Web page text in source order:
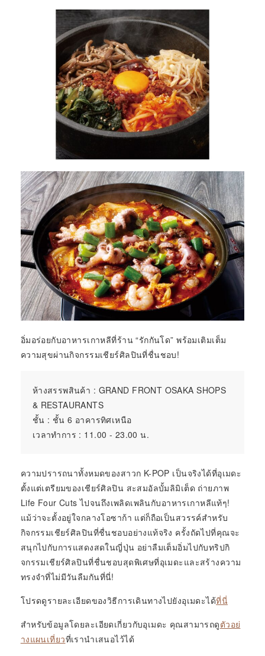
อิ่มอร่อยกับอาหารเกาหลีที่ร้าน “รักกันโด” พร้อมเติมเต็ม
ความสุขผ่านกิจกรรมเชียร์ศิลปินที่ชื่นชอบ!
ห้างสรรพสินค้า : GRAND FRONT OSAKA SHOPS
& RESTAURANTS
ชั้น : ชั้น 6 อาคารทิศเหนือ
เวลาทำการ : 11.00 - 23.00 น.
ความปรารถนาทั้งหมดของสาวก K-POP เป็นจริงได้ที่อุเมดะ
ตั้งแต่เตรียมของเชียร์ศิลปิน สะสมอัลบั้มลิมิเต็ด ถ่ายภาพ
Life Four Cuts ไปจนถึงเพลิดเพลินกับอาหารเกาหลีแท้ๆ!
แม้ว่าจะตั้งอยู่ใจกลางโอซาก้า แต่ก็ถือเป็นสวรรค์สำหรับ
กิจกรรมเชียร์ศิลปินที่ชื่นชอบอย่างแท้จริง ครั้งถัดไปที่คุณจะ
สนุกไปกับการแสดงสดในญี่ปุ่น อย่าลืมเต็มอิ่มไปกับทริปกิ
จกรรมเชียร์ศิลปินที่ชื่นชอบสุดพิเศษที่อุเมดะและสร้างความ
ทรงจำที่ไม่มีวันลืมกันที่นี่!
โปรดดูรายละเอียดของวิธีการเดินทางไปยังอุเมดะได้ที่นี่
สำหรับข้อมูลโดยละเอียดเกี่ยวกับอุเมดะ คุณสามารถดูตัวอย่
างแผนเที่ยวที่เรานำเสนอไว้ได้